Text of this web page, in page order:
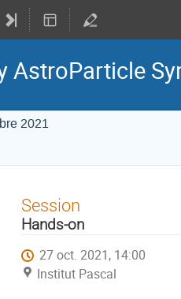
AstroParticle
2021
Session
Hands-on
27 oct. 2021, 14:00
Institut Pascal